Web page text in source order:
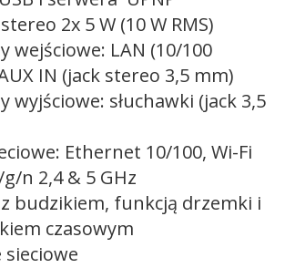
2x 5 W (10 W RMS)
wejściowe: LAN (10/100
IN (jack stereo 3,5 mm)
wyjściowe: słuchawki (jack 3,5
Ethernet 10/100, Wi-Fi
n 2,4 & 5 GHz
budzikiem, funkcją drzemki i
czasowym
sieciowe